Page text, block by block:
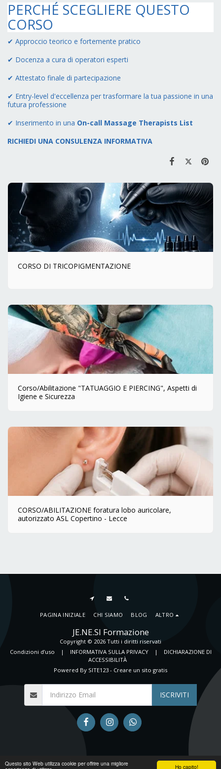
Ho capito!
Questo sito Web utilizza cookie per offrire una migliore
PERCHÉ SCEGLIERE QUESTO
CORSO
✔ Approccio teorico e fortemente pratico
✔ Docenza a cura di operatori esperti
✔ Attestato finale di partecipazione
✔ Entry-level d'eccellenza per trasformare la tua passione in una
futura professione
✔ Inserimento in una On-call Massage Therapists List
RICHIEDI UNA CONSULENZA INFORMATIVA
CORSO DI TRICOPIGMENTAZIONE
Corso/Abilitazione "TATUAGGIO E PIERCING", Aspetti di
Igiene e Sicurezza
CORSO/ABILITAZIONE foratura lobo auricolare,
autorizzato ASL Copertino - Lecce
JE.NE.SI Formazione
Copyright © 2026 Tutti i diritti riservati
Condizioni d’uso | INFORMATIVA SULLA PRIVACY| DICHIARAZIONE DI
ACCESSIBILITÀ
Powered By SITE123 - Creare un sito gratis
PAGINA INIZIALE CHI SIAMO BLOG ALTRO
ISCRIVITI